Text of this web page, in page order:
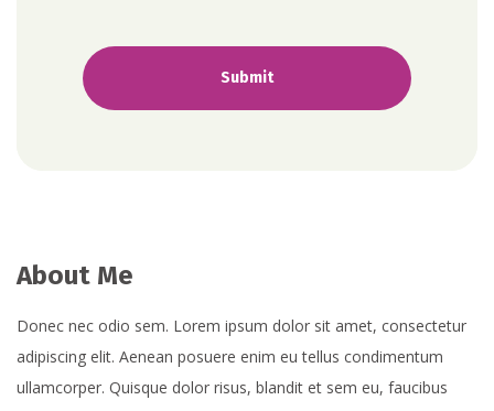
About Me
Donec nec odio sem. Lorem ipsum dolor sit amet, consectetur
adipiscing elit. Aenean posuere enim eu tellus condimentum
ullamcorper. Quisque dolor risus, blandit et sem eu, faucibus